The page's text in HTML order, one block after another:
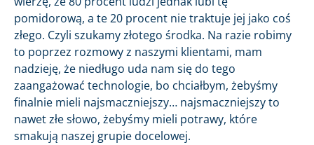
pomidorową, a te 20 procent nie traktuje jej jako coś
złego. Czyli szukamy złotego środka. Na razie robimy
to poprzez rozmowy z naszymi klientami, mam
nadzieję, że niedługo uda nam się do tego
zaangażować technologie, bo chciałbym, żebyśmy
finalnie mieli najsmaczniejszy… najsmaczniejszy to
nawet złe słowo, żebyśmy mieli potrawy, które
smakują naszej grupie docelowej.